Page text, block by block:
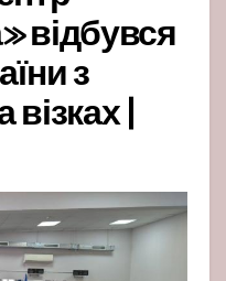
відбувся
з
|